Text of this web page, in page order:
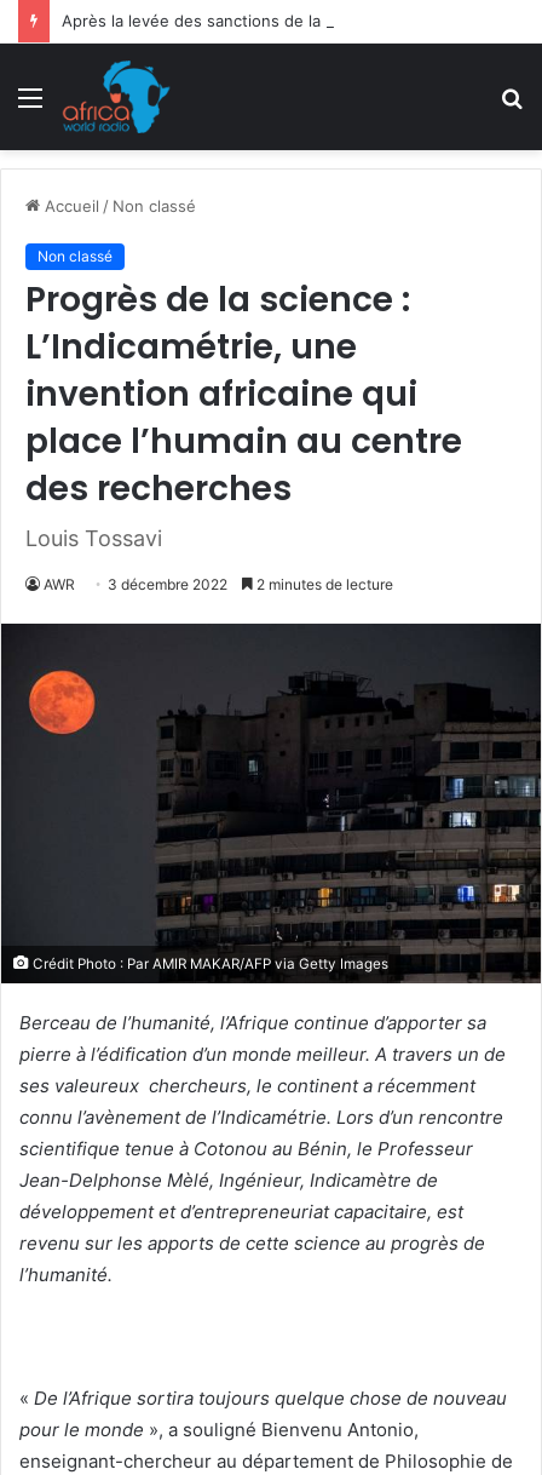
Menu
Accueil / Non classé
Non classé
Progrès de la science :
L’Indicamétrie, une
invention africaine qui
place l’humain au centre
des recherches
Louis Tossavi
AWR 3 décembre 2022 2 minutes de lecture
Crédit Photo : Par AMIR MAKAR/AFP via Getty Images
Berceau de l’humanité, l’Afrique continue d’apporter sa
pierre à l’édification d’un monde meilleur. A travers un de
ses valeureux chercheurs, le continent a récemment
connu l’avènement de l’Indicamétrie. Lors d’un rencontre
scientifique tenue à Cotonou au Bénin, le Professeur
Jean-Delphonse Mèlé, Ingénieur, Indicamètre de
développement et d’entrepreneuriat capacitaire, est
revenu sur les apports de cette science au progrès de
l’humanité.
« De l’Afrique sortira toujours quelque chose de nouveau
pour le monde », a souligné Bienvenu Antonio,
enseignant-chercheur au département de Philosophie de